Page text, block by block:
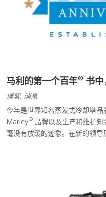
马利的第一个百年® 书
博客, 消息
今年是世界知名蒸发式冷却塔品
Marley®品牌以及生产和维护知
毫没有放缓的迹象。在新的领